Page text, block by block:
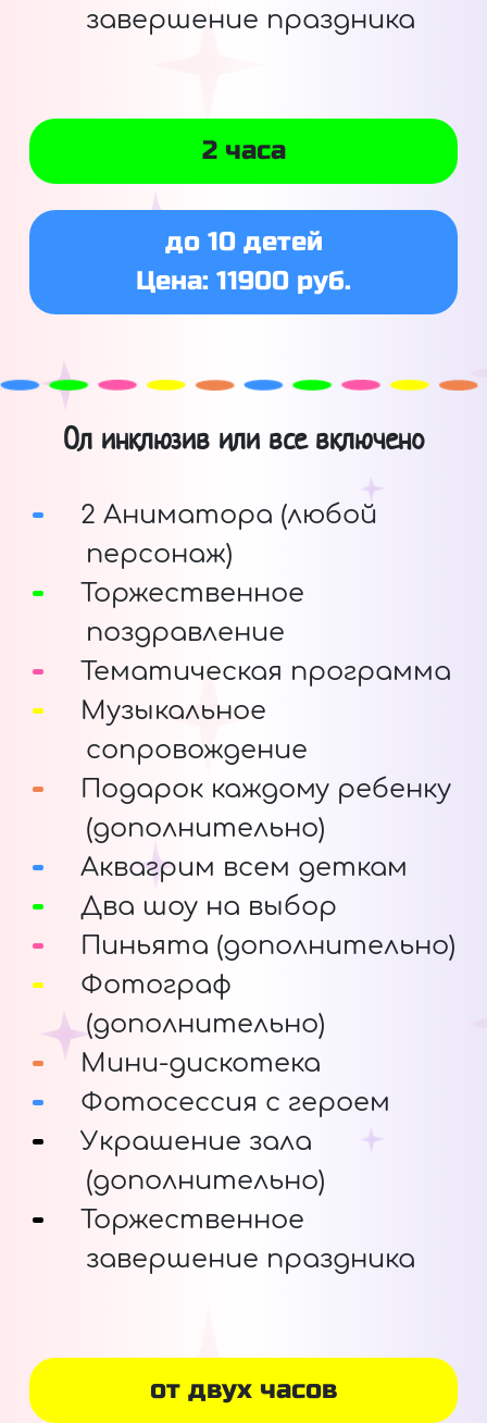
завершение праздника
2 часа
до 10 детей
Цена: 11900 руб.
Ол инклюзив или все включено
2 Аниматора (любой
персонаж)
Торжественное
поздравление
Тематическая программа
Музыкальное
сопровождение
Подарок каждому ребенку
(дополнительно)
Аквагрим всем деткам
Два шоу на выбор
Пиньята (дополнительно)
Фотограф
(дополнительно)
Мини-дискотека
Фотосессия с героем
Украшение зала
(дополнительно)
Торжественное
завершение праздника
от двух часов